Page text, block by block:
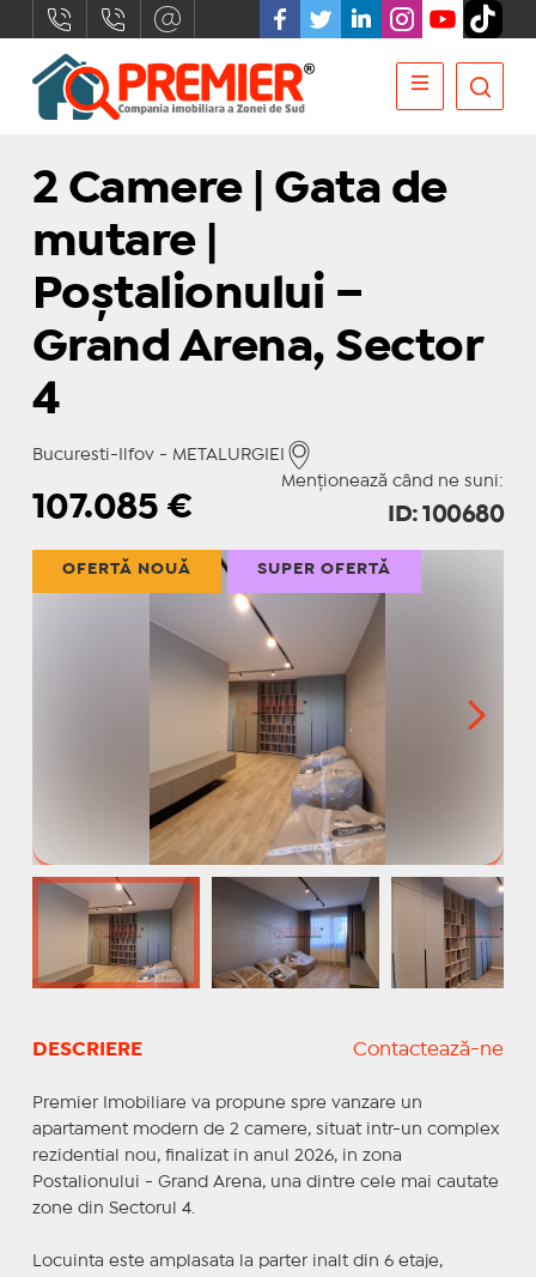
2 Camere | Gata de
mutare |
Poștalionului –
Grand Arena, Sector
4
Bucuresti-Ilfov - METALURGIEI
Menționează când ne suni:
107.085 € ID: 100680
OFERTĂ NOUĂ SUPER OFERTĂ
DESCRIERE Contactează-ne
Premier Imobiliare va propune spre vanzare un
apartament modern de 2 camere, situat intr-un complex
rezidential nou, finalizat in anul 2026, in zona
Postalionului - Grand Arena, una dintre cele mai cautate
zone din Sectorul 4.
Locuinta este amplasata la parter inalt din 6 etaje,